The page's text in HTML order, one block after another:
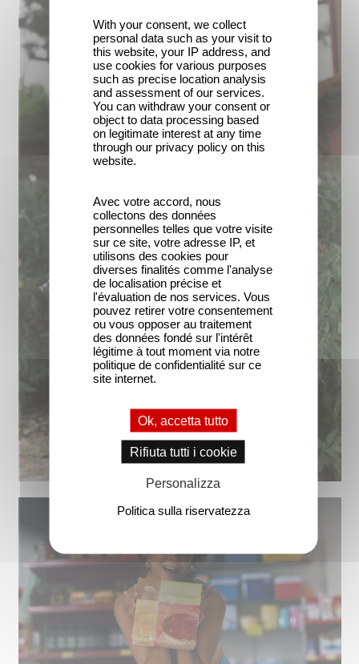
With your consent, we collect
personal data such as your visit to
this website, your IP address, and
use cookies for various purposes
such as precise location analysis
and assessment of our services.
You can withdraw your consent or
object to data processing based
on legitimate interest at any time
through our privacy policy on this
website.
Avec votre accord, nous
collectons des données
personnelles telles que votre visite
sur ce site, votre adresse IP, et
utilisons des cookies pour
diverses finalités comme l'analyse
de localisation précise et
l'évaluation de nos services. Vous
pouvez retirer votre consentement
ou vous opposer au traitement
des données fondé sur l'intérêt
légitime à tout moment via notre
politique de confidentialité sur ce
site internet.
Ok, accetta tutto
Rifiuta tutti i cookie
Personalizza
Politica sulla riservatezza